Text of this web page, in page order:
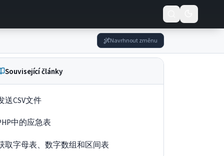
Navrhnout změnu
Související články
送CSV文件
中的应急表
取字母表、数字数组和区间表